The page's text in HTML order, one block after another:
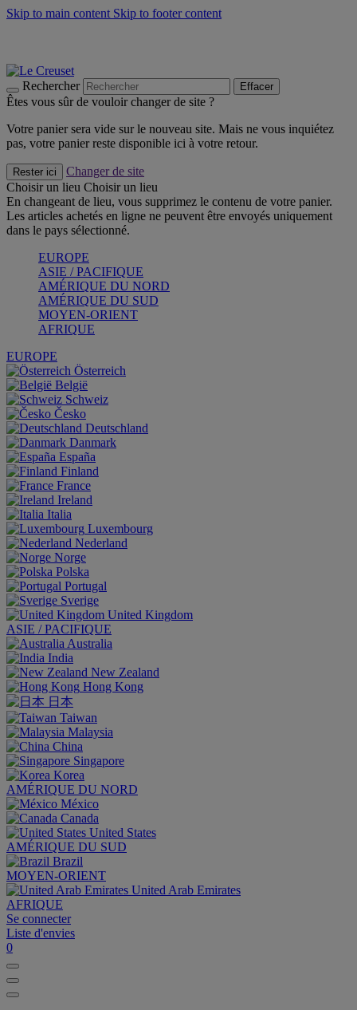
Skip to main content Skip to footer content
Rechercher Effacer
Êtes vous sûr de vouloir changer de site ?
Votre panier sera vide sur le nouveau site. Mais ne vous inquiétez
pas, votre panier reste disponible ici à votre retour.
Rester ici
Changer de site
Choisir un lieu Choisir un lieu
En changeant de lieu, vous supprimez le contenu de votre panier.
Les articles achetés en ligne ne peuvent être envoyés uniquement
dans le pays sélectionné.
EUROPE
ASIE / PACIFIQUE
AMÉRIQUE DU NORD
AMÉRIQUE DU SUD
MOYEN-ORIENT
AFRIQUE
EUROPE
Österreich
België
Schweiz
Česko
Deutschland
Danmark
España
Finland
France
Ireland
Italia
Luxembourg
Nederland
Norge
Polska
Portugal
Sverige
United Kingdom
ASIE / PACIFIQUE
Australia
India
New Zealand
Hong Kong
日本
Taiwan
Malaysia
China
Singapore
Korea
AMÉRIQUE DU NORD
México
Canada
United States
AMÉRIQUE DU SUD
Brazil
MOYEN-ORIENT
United Arab Emirates
AFRIQUE
Se connecter
Liste d'envies
0